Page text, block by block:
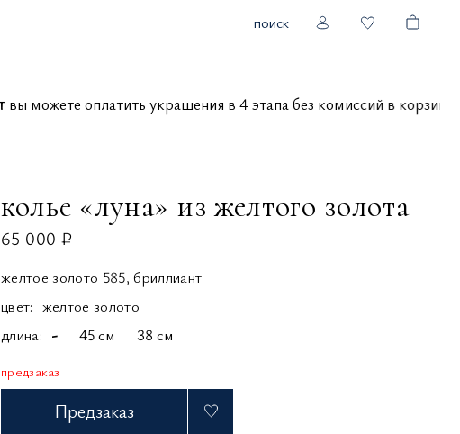
поиск
вы можете оплатить украшения в 4 этапа без комиссий в
колье «луна» из желтого золота
65 000 ₽
желтое золото 585, бриллиант
цвет: желтое золото
длина
- 45 см 38 см
предзаказ
Предзаказ